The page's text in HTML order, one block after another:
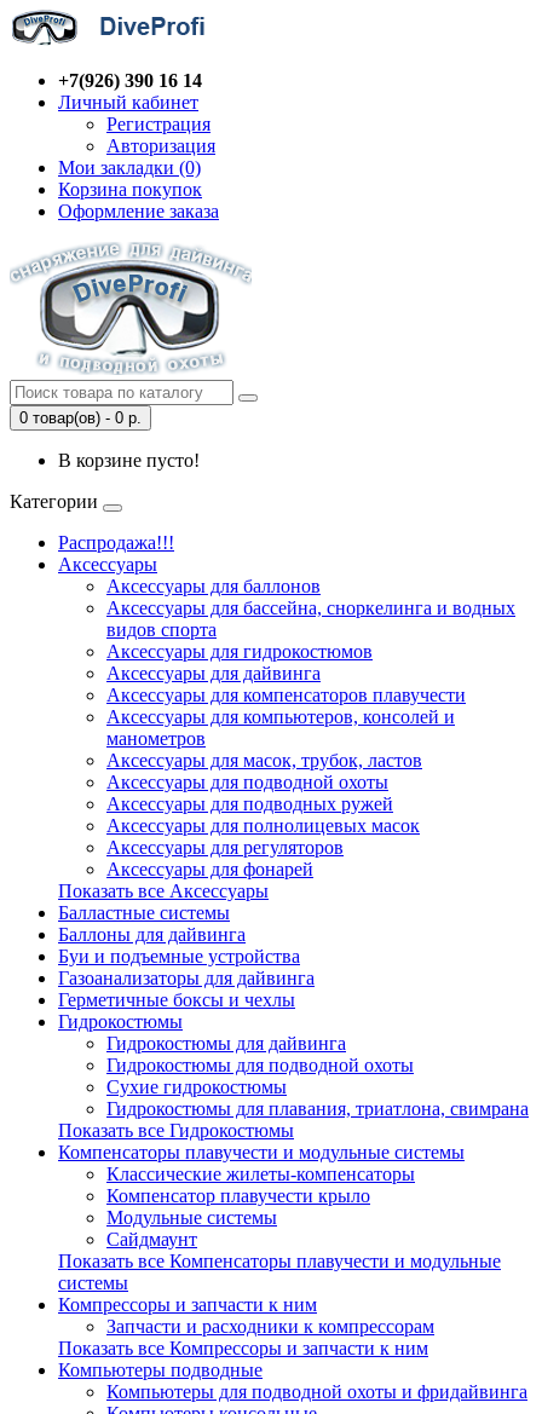
+7(926) 390 16 14
Личный кабинет
Регистрация
Авторизация
Мои закладки (0)
Корзина покупок
Оформление заказа
0 товар(ов) - 0 р.
В корзине пусто!
Категории
Распродажа!!!
Аксессуары
Аксессуары для баллонов
Аксессуары для бассейна, сноркелинга и водных
видов спорта
Аксессуары для гидрокостюмов
Аксессуары для дайвинга
Аксессуары для компенсаторов плавучести
Аксессуары для компьютеров, консолей и
манометров
Аксессуары для масок, трубок, ластов
Аксессуары для подводной охоты
Аксессуары для подводных ружей
Аксессуары для полнолицевых масок
Аксессуары для регуляторов
Аксессуары для фонарей
Показать все Аксессуары
Балластные системы
Баллоны для дайвинга
Буи и подъемные устройства
Газоанализаторы для дайвинга
Герметичные боксы и чехлы
Гидрокостюмы
Гидрокостюмы для дайвинга
Гидрокостюмы для подводной охоты
Сухие гидрокостюмы
Гидрокостюмы для плавания, триатлона, свимрана
Показать все Гидрокостюмы
Компенсаторы плавучести и модульные системы
Классические жилеты-компенсаторы
Компенсатор плавучести крыло
Модульные системы
Сайдмаунт
Показать все Компенсаторы плавучести и модульные
системы
Компрессоры и запчасти к ним
Запчасти и расходники к компрессорам
Показать все Компрессоры и запчасти к ним
Компьютеры подводные
Компьютеры для подводной охоты и фридайвинга